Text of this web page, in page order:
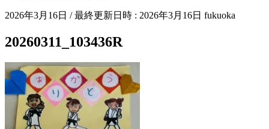
2026年3月16日 / 最終更新日時 : 2026年3月16日 fukuoka
20260311_103436R